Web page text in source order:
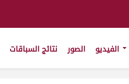
الصور نتائج السباقات